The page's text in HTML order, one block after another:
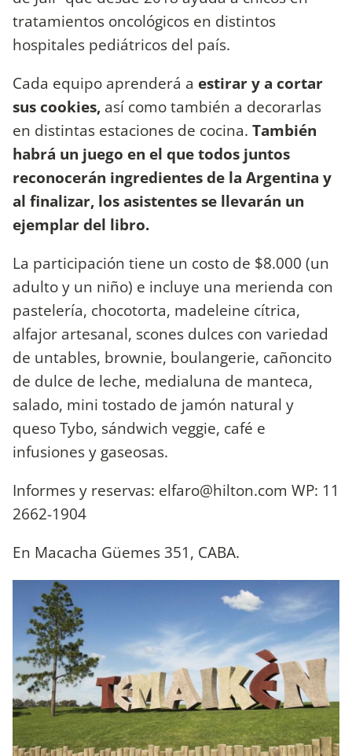
tratamientos oncológicos en distintos
hospitales pediátricos del país.
Cada equipo aprenderá a estirar y a cortar
sus cookies, así como también a decorarlas
en distintas estaciones de cocina. También
habrá un juego en el que todos juntos
reconocerán ingredientes de la Argentina y
al finalizar, los asistentes se llevarán un
ejemplar del libro.
La participación tiene un costo de $8.000 (un
adulto y un niño) e incluye una merienda con
pastelería, chocotorta, madeleine cítrica,
alfajor artesanal, scones dulces con variedad
de untables, brownie, boulangerie, cañoncito
de dulce de leche, medialuna de manteca,
salado, mini tostado de jamón natural y
queso Tybo, sándwich veggie, café e
infusiones y gaseosas.
Informes y reservas: elfaro@hilton.com WP: 11
2662-1904
En Macacha Güemes 351, CABA.